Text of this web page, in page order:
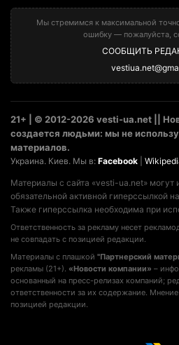
Мы стремимся к максимальной
ошибку — пожалуйста,
СООБЩИТЬ
21+ | © 2012-2026 vesti-ua.net ||
создается людьми: мы не
материалов.
Украина. Киев. Мы в: Facebook
Материалы с сайта «vesti-ua.net» могут
обязательной активной гиперссылкой
Также гиперссылка необходима при
Ответственность за рекламу несет
не совпадать с позицией редакции.
Материалы с плашкой "Партнерский
рекламы (21+). «Новости компании» –
основанный на пресс-релизах компаний;
ответственности за их содержание.
позицией редакции.